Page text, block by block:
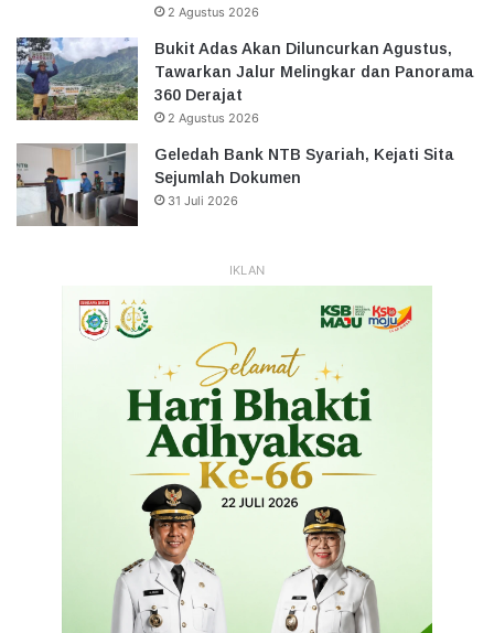
2 Agustus 2026
Bukit Adas Akan Diluncurkan Agustus,
Tawarkan Jalur Melingkar dan Panorama
360 Derajat
2 Agustus 2026
Geledah Bank NTB Syariah, Kejati Sita
Sejumlah Dokumen
31 Juli 2026
IKLAN